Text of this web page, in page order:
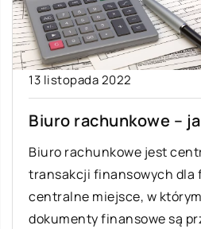
13 listopada 2022
Biuro rachunkowe –
Biuro rachunkowe jest
transakcji finansowych dla
centralne miejsce, w
dokumenty finansowe są